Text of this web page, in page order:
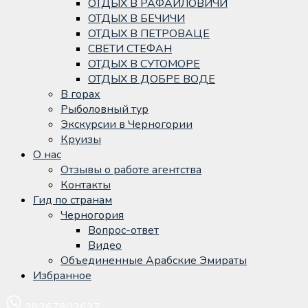
ОТДЫХ В РАФАИЛОВИЧИ
ОТДЫХ В БЕЧИЧИ
ОТДЫХ В ПЕТРОВАЦЕ
СВЕТИ СТЕФАН
ОТДЫХ В СУТОМОРЕ
ОТДЫХ В ДОБРЕ ВОДЕ
В горах
Рыболовный тур
Экскурсии в Черногории
Круизы
О нас
Отзывы о работе агентства
Контакты
Гид по странам
Черногория
Вопрос-ответ
Видео
Объединенные Арабские Эмираты
Избранное